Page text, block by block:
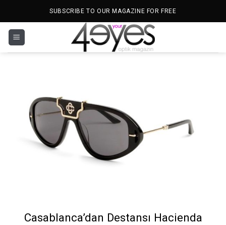
SUBSCRIBE TO OUR MAGAZINE FOR FREE
Casablanca’dan Destansı Hacienda